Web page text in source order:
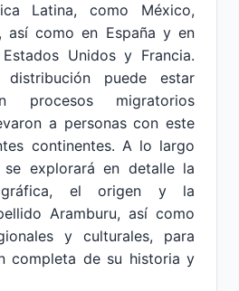
Latina, como México,
así como en España y en
Unidos y Francia.
puede estar
procesos migratorios
a personas con este
continentes. A lo largo
explorará en detalle la
el origen y la
Aramburu, así como
y culturales, para
completa de su historia y